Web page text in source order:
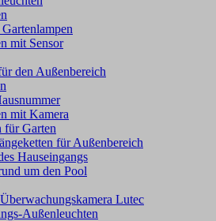
mit Sensor
den Außenbereich
mit Kamera
für Garten
für Außenbereich
Hauseingangs
um den Pool
Lutec
Außenleuchten